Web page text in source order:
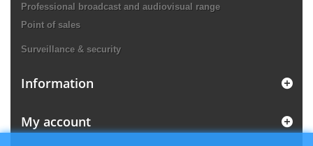
Professional broadcast and audiovisual range
Point of sales
Surveillance & security
Information
My account